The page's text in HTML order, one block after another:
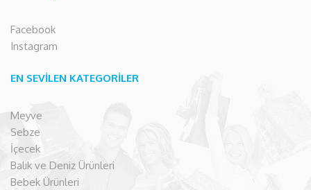
Facebook
Instagram
EN SEVİLEN KATEGORİLER
Meyve
Sebze
İçecek
Balık ve Deniz Ürünleri
Bebek Ürünleri